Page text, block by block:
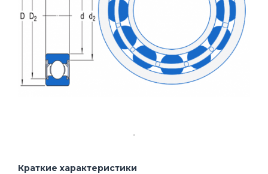
Краткие характеристики